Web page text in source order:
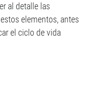
al detalle las
elementos, antes
el ciclo de vida